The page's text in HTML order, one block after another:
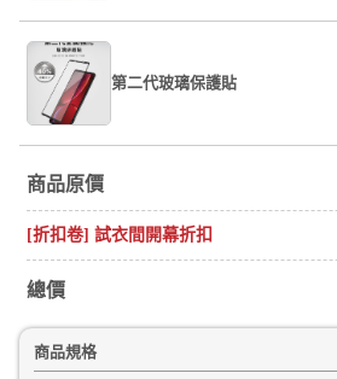
第二代玻璃保護貼
商品原價
[折扣卷] 試衣間開幕折扣
總價
商品規格